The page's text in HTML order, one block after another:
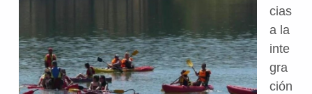
cias
a la
inte
gra
ción